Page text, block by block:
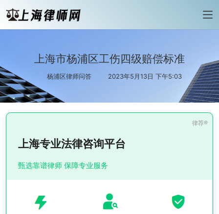
上海市杨浦区工伤四级赔偿标准
杨浦区律师问答 2023年5月13日 下午5:03
上海专业法律咨询平台
甄选靠谱律师 保障专业服务